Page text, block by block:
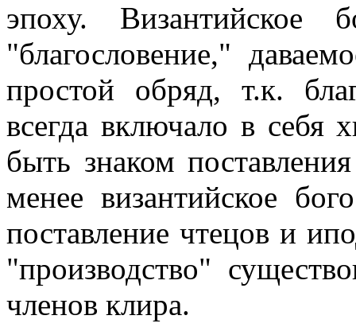
эпоху. Византийское
"благословение,"
простой обряд, т.к.
всегда включало в себя
быть знаком
менее византийское
поставление чтецов и
"производство"
членов клира.